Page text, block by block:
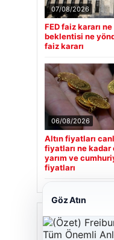
07/08/2026
FED faiz kararı
beklentisi ne
faiz kararı
06/08/2026
Altın fiyatları
fiyatları ne kadar
yarım ve
fiyatları
Son Eklenen
Göz Atın